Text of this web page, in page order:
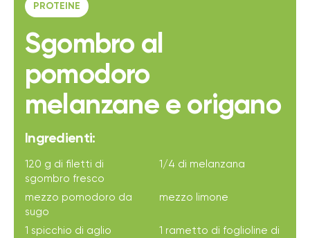
PROTEINE
Sgombro al
pomodoro
melanzane e origano
Ingredienti:
120 g di filetti di
sgombro fresco
1/4 di melanzana
mezzo pomodoro da
sugo
mezzo limone
1 spicchio di aglio
1 rametto di foglioline di